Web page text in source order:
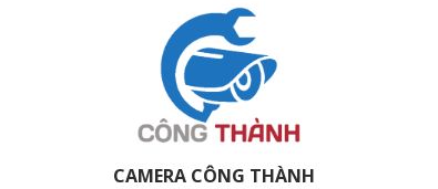
CAMERA CÔNG THÀNH